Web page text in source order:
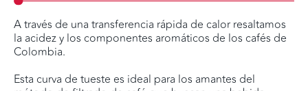
A través de una transferencia rápida de calor resaltamos
la acidez y los componentes aromáticos de los cafés de
Colombia.
Esta curva de tueste es ideal para los amantes del